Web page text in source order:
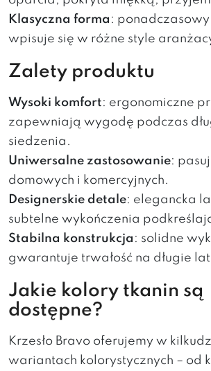
Klasyczna forma :
wpisuje się w różne style
Zalety produktu
Wysoki komfort: ergonomiczne
zapewniają wygodę podczas
siedzenia.
Uniwersalne zastosowanie:
domowych i komercyjnych.
Designerskie detale: elegancka
subtelne wykończenia
Stabilna konstrukcja : solidne
gwarantuje trwałość na długie
Jakie kolory tkanin są
dostępne?
Krzesło Bravo oferujemy w
wariantach kolorystycznych – od